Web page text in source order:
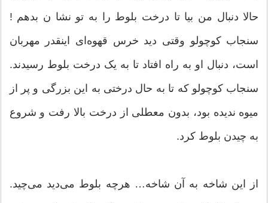
حالا دنبال من بیا تا درخت بلوط را به تو نشا ن بدهم !
سنجاب کوچولو وقتی دید خرس قهوه‌ای اینقدر مهربان
است، دنبال او به راه افتاد تا به یک درخت بلوط رسیدند.
سنجاب کوچولو که تا به حال درختی به این بزرگی و پر از
میوه ندیده بود، بدون معطلی از درخت بالا رفت و شروع
به چیدن بلوط کرد.
از این شاخه به آن شاخه… هرچه بلوط می‌دید می‌چید.